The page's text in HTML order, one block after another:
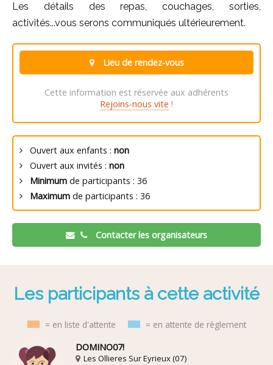
Les détails des repas, couchages, sorties,
activités...vous serons communiqués ultérieurement.
Lieu de rendez-vous
Cette information est réservée aux adhérents
Rejoins-nous vite !
Ouvert aux enfants : non
Ouvert aux invités : non
Minimum de participants : 36
Maximum de participants : 36
Contacter les organisateurs
Les participants à cette activité
= en liste d'attente
= en attente de règlement
DOMINO07!
Les Ollieres Sur Eyrieux (07)